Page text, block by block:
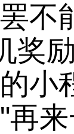
不
奖
小
再